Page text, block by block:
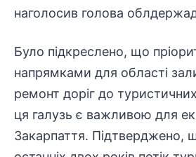
наголосив голова
Було підкреслено, що
напрямками для області
ремонт доріг до
ця галузь є важливою для
Закарпаття. Підтверджено,